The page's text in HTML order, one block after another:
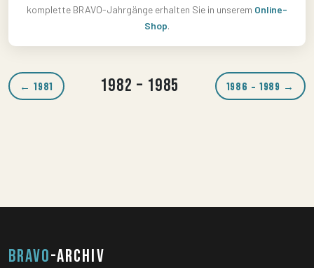
komplette BRAVO-Jahrgänge erhalten Sie in unserem Online-
Shop.
← 1981 1982 – 1985 1986 – 1989 →
BRAVO-ARCHIV